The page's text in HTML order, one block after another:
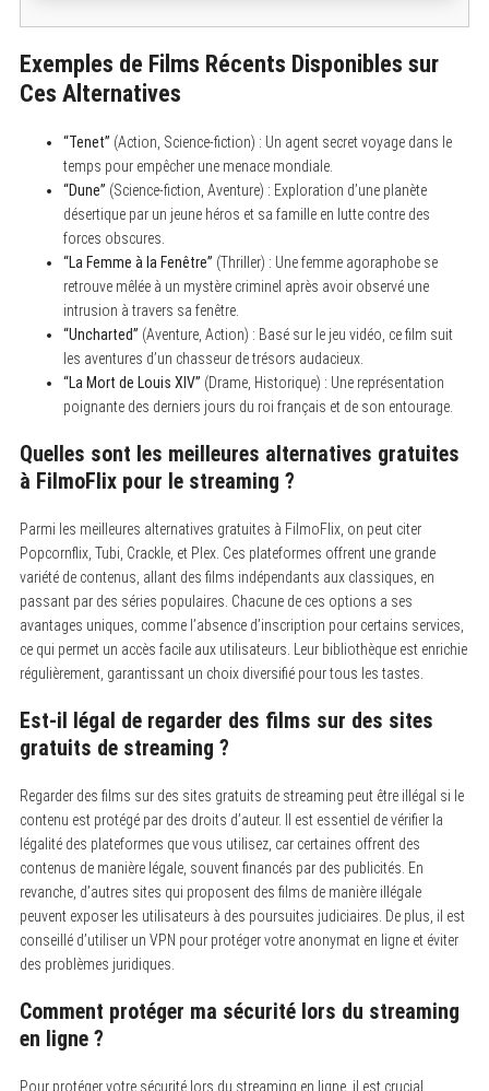
Exemples de Films Récents Disponibles sur
Ces Alternatives
“Tenet” (Action, Science-fiction) : Un agent secret voyage dans le
temps pour empêcher une menace mondiale.
“Dune” (Science-fiction, Aventure) : Exploration d’une planète
désertique par un jeune héros et sa famille en lutte contre des
forces obscures.
“La Femme à la Fenêtre” (Thriller) : Une femme agoraphobe se
retrouve mêlée à un mystère criminel après avoir observé une
intrusion à travers sa fenêtre.
“Uncharted” (Aventure, Action) : Basé sur le jeu vidéo, ce film suit
les aventures d’un chasseur de trésors audacieux.
“La Mort de Louis XIV” (Drame, Historique) : Une représentation
poignante des derniers jours du roi français et de son entourage.
Quelles sont les meilleures alternatives gratuites
à FilmoFlix pour le streaming ?
Parmi les meilleures alternatives gratuites à FilmoFlix, on peut citer
Popcornflix, Tubi, Crackle, et Plex. Ces plateformes offrent une grande
variété de contenus, allant des films indépendants aux classiques, en
passant par des séries populaires. Chacune de ces options a ses
avantages uniques, comme l’absence d’inscription pour certains services,
ce qui permet un accès facile aux utilisateurs. Leur bibliothèque est enrichie
régulièrement, garantissant un choix diversifié pour tous les tastes.
Est-il légal de regarder des films sur des sites
gratuits de streaming ?
Regarder des films sur des sites gratuits de streaming peut être illégal si le
contenu est protégé par des droits d’auteur.
Il est essentiel de vérifier la
légalité des plateformes que vous utilisez, car certaines offrent des
contenus de manière légale, souvent financés par des publicités. En
revanche, d’autres sites qui proposent des films de manière illégale
peuvent exposer les utilisateurs à des poursuites judiciaires. De plus, il est
conseillé d’utiliser un VPN pour protéger votre anonymat en ligne et éviter
des problèmes juridiques.
Comment protéger ma sécurité lors du streaming
en ligne ?
Pour protéger votre sécurité lors du streaming en ligne, il est crucial